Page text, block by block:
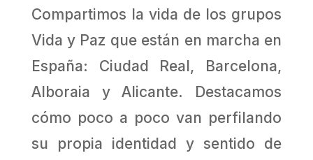
Compartimos la vida de los grupos
Vida y Paz que están en marcha en
España: Ciudad Real, Barcelona,
Alboraia y Alicante. Destacamos
cómo poco a poco van perfilando
su propia identidad y sentido de